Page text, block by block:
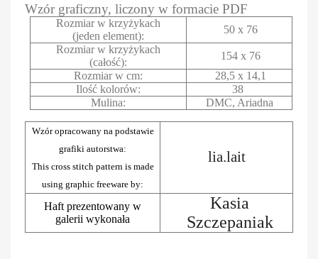
Wzór graficzny, liczony w formacie PDF
Rozmiar w krzyżykach
(jeden element):
50 x 76
Rozmiar w krzyżykach
(całość):
154 x 76
Rozmiar w cm:
28,5 x 14,1
Ilość kolorów:
38
Mulina:
DMC, Ariadna
Wzór opracowany na podstawie
grafiki autorstwa:
This cross stitch pattern is made
using graphic freeware by:
lia.lait
Haft prezentowany w
galerii wykonała
Kasia
Szczepaniak